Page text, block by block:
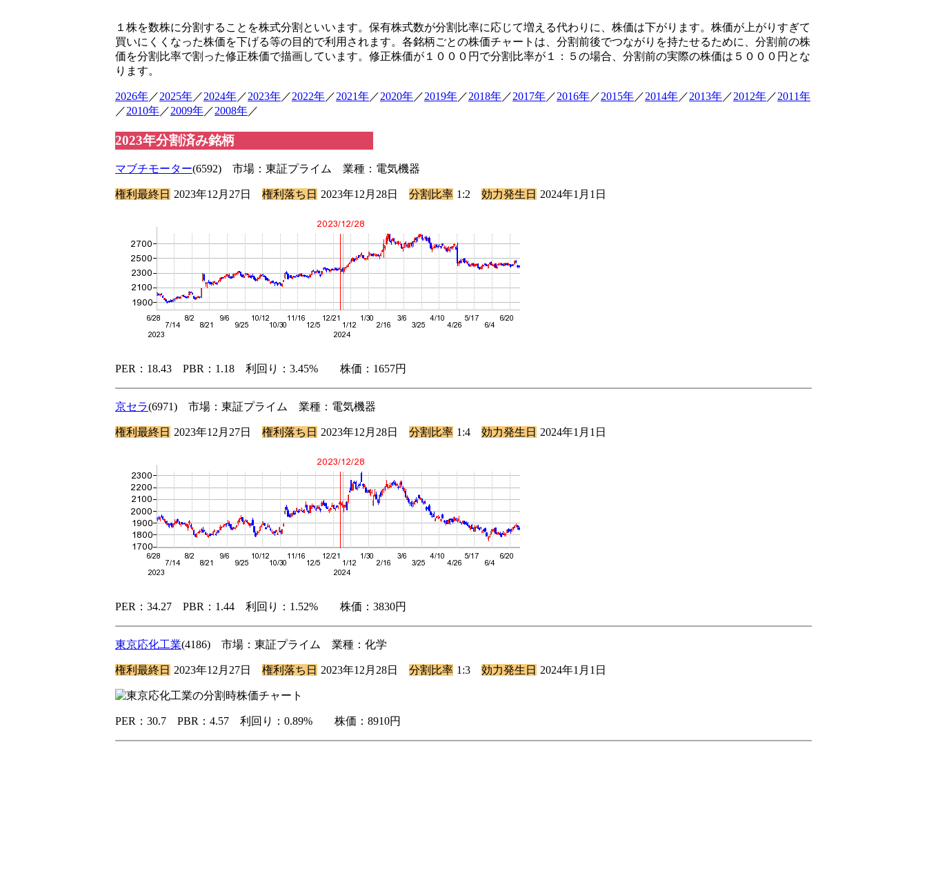
１株を数株に分割することを株式分割といいます。保有株式数が分割比率に応じて増える代わりに、株価は下がります。株価が上がりすぎて
買いにくくなった株価を下げる等の目的で利用されます。各銘柄ごとの株価チャートは、分割前後でつながりを持たせるために、分割前の株
価を分割比率で割った修正株価で描画しています。修正株価が１０００円で分割比率が１：５の場合、分割前の実際の株価は５０００円とな
ります。
2026年／2025年／2024年／2023年／2022年／2021年／2020年／2019年／2018年／2017年／2016年／2015年／2014年／2013年／2012年／2011年
／2010年／2009年／2008年／
2023年分割済み銘柄
マブチモーター(6592) 市場：東証プライム 業種：電気機器
権利最終日 2023年12月27日 権利落ち日 2023年12月28日 分割比率 1:2 効力発生日 2024年1月1日
PER：18.43 PBR：1.18 利回り：3.45% 株価：1657円
京セラ(6971) 市場：東証プライム 業種：電気機器
権利最終日 2023年12月27日 権利落ち日 2023年12月28日 分割比率 1:4 効力発生日 2024年1月1日
PER：34.27 PBR：1.44 利回り：1.52% 株価：3830円
東京応化工業(4186) 市場：東証プライム 業種：化学
権利最終日 2023年12月27日 権利落ち日 2023年12月28日 分割比率 1:3 効力発生日 2024年1月1日
PER：30.7 PBR：4.57 利回り：0.89% 株価：8910円